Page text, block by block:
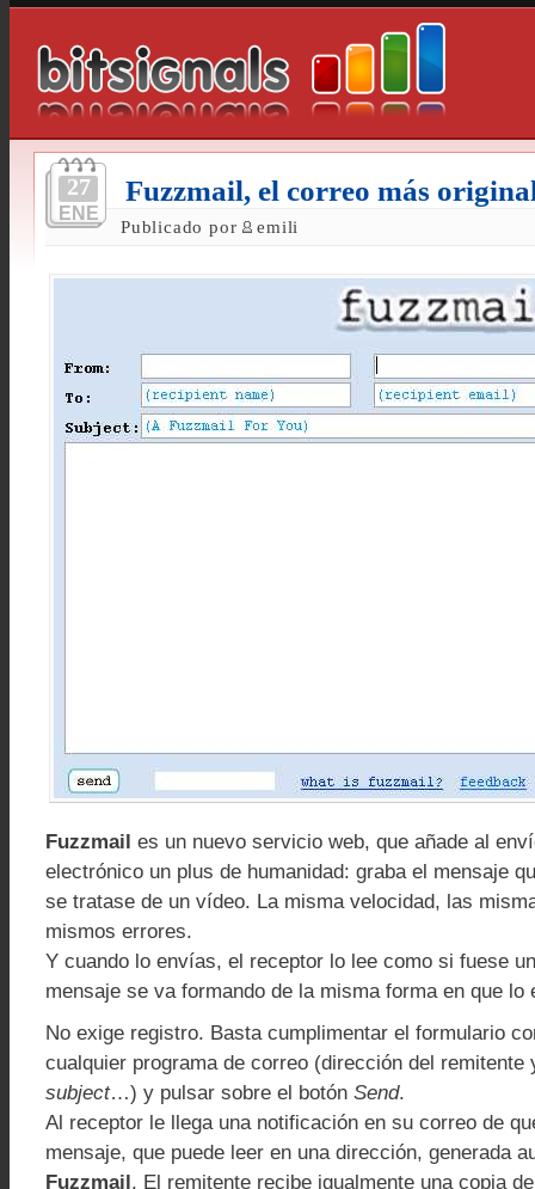
27
ENE
Fuzzmail, el correo más
Publicado por emili
Fuzzmail es un nuevo servicio web, que añade al
electrónico un plus de humanidad: graba el mensaje
se tratase de un vídeo. La misma velocidad, las
mismos errores.
Y cuando lo envías, el receptor lo lee como si fuese
mensaje se va formando de la misma forma en que lo
No exige registro. Basta cumplimentar el formulario
cualquier programa de correo (dirección del remitente
subject…) y pulsar sobre el botón Send.
Al receptor le llega una notificación en su correo de
mensaje, que puede leer en una dirección, generada
Fuzzmail. El remitente recibe igualmente una copia